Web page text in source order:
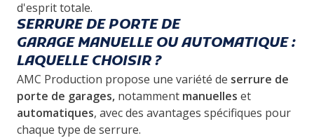
d'esprit totale.
SERRURE DE PORTE DE
GARAGE MANUELLE OU AUTOMATIQUE :
LAQUELLE CHOISIR ?
AMC Production propose une variété de serrure de
porte de garages, notamment manuelles et
automatiques, avec des avantages spécifiques pour
chaque type de serrure.